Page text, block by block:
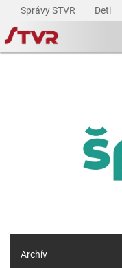
Správy STVR Deti
Archív